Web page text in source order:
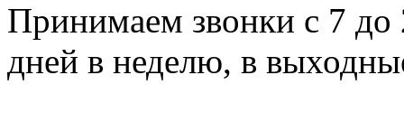
Принимаем звонки с 7 до
дней в неделю, в